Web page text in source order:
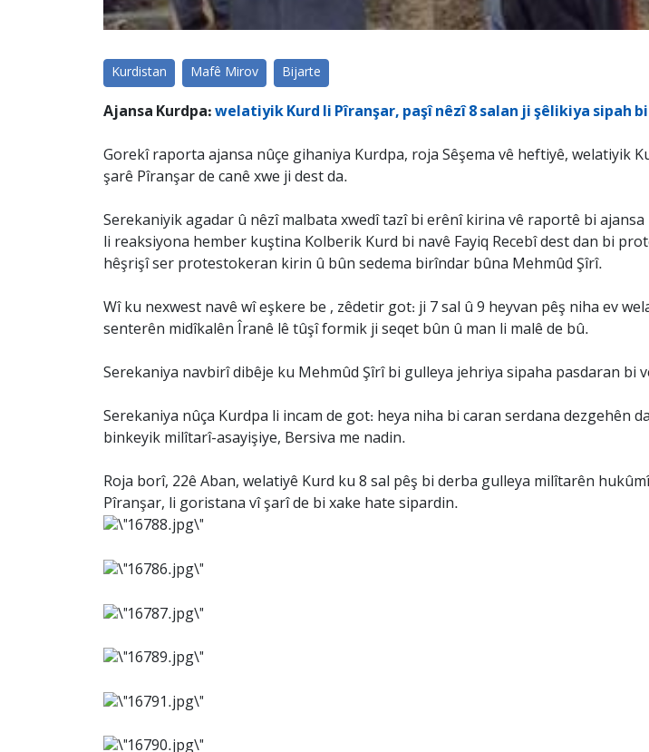
Kurdistan Mafê Mirov Bijarte
Ajansa Kurdpa: welatiyik Kurd li Pîranşar, paşî nêzî 8 salan ji şêlikiya sipah
Gorekî raporta ajansa nûçe gihaniya Kurdpa, roja Sêşema vê heftiyê, welatiyik
şarê Pîranşar de canê xwe ji dest da.
Serekaniyik agadar û nêzî malbata xwedî tazî bi erênî kirina vê raportê bi
li reaksiyona hember kuştina Kolberik Kurd bi navê Fayiq Recebî dest dan bi
hêşrişî ser protestokeran kirin û bûn sedema birîndar bûna Mehmûd Şîrî.
Wî ku nexwest navê wî eşkere be , zêdetir got: ji 7 sal û 9 heyvan pêş niha ev
senterên midîkalên Îranê lê tûşî formik ji seqet bûn û man li malê de bû.
Serekaniya navbirî dibêje ku Mehmûd Şîrî bi gulleya jehriya sipaha pasdaran bi
Serekaniya nûça Kurdpa li incam de got: heya niha bi caran serdana dezgehên
binkeyik milîtarî-asayişiye, Bersiva me nadin.
Roja borî, 22ê Aban, welatiyê Kurd ku 8 sal pêş bi derba gulleya milîtarên
Pîranşar, li goristana vî şarî de bi xake hate sipardin.